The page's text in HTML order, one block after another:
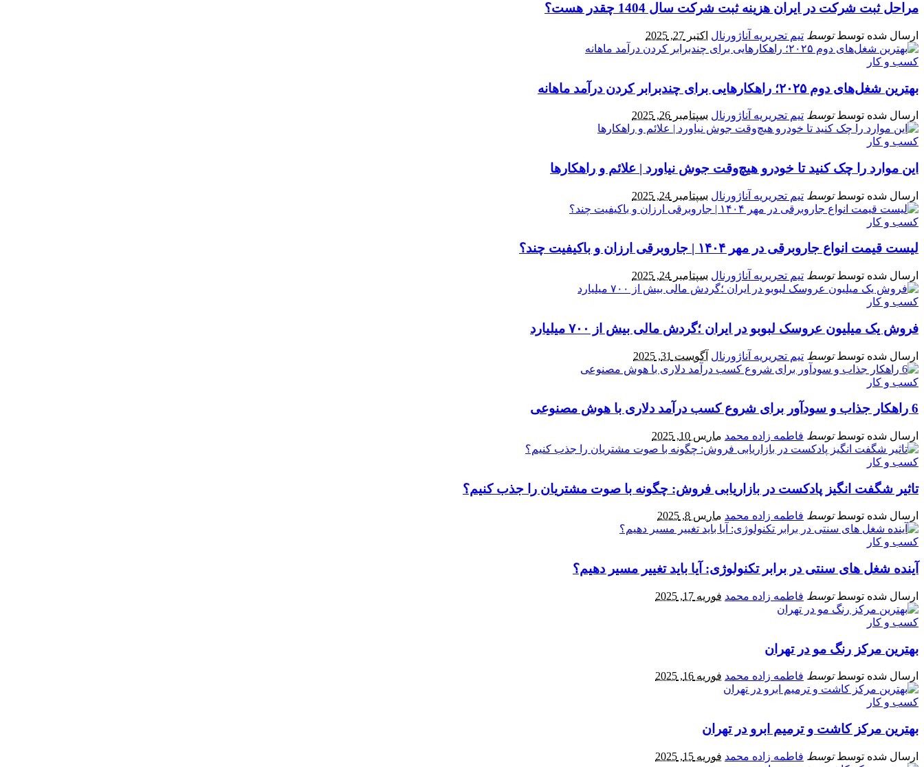
مراحل ثبت شرکت در ایران هزینه ثبت شرکت سال 1404 چقدر هست؟
ارسال شده توسط توسط تیم تحریریه آناژورنال اکتبر 27, 2025
کسب و کار
بهترین شغل‌های دوم ۲۰۲۵؛ راهکارهایی برای چندبرابر کردن درآمد ماهانه
ارسال شده توسط توسط تیم تحریریه آناژورنال سپتامبر 26, 2025
کسب و کار
این موارد را چک کنید تا خودرو هیچ‌وقت جوش نیاورد | علائم و راهکارها
ارسال شده توسط توسط تیم تحریریه آناژورنال سپتامبر 24, 2025
کسب و کار
لیست قیمت انواع جاروبرقی در مهر ۱۴۰۴ | جاروبرقی ارزان و باکیفیت چند؟
ارسال شده توسط توسط تیم تحریریه آناژورنال سپتامبر 24, 2025
کسب و کار
فروش یک میلیون عروسک لبوبو در ایران ؛گردش مالی بیش از ۷۰۰ میلیارد
ارسال شده توسط توسط تیم تحریریه آناژورنال آگوست 31, 2025
کسب و کار
6 راهکار جذاب و سودآور برای شروع کسب درآمد دلاری با هوش مصنوعی
ارسال شده توسط توسط فاطمه زاده محمد مارس 10, 2025
کسب و کار
تاثیر شگفت‌ انگیز پادکست‌ در بازاریابی فروش: چگونه با صوت مشتریان را جذب کنیم؟
ارسال شده توسط توسط فاطمه زاده محمد مارس 8, 2025
کسب و کار
آینده شغل‌ های سنتی در برابر تکنولوژی: آیا باید تغییر مسیر دهیم؟
ارسال شده توسط توسط فاطمه زاده محمد فوریه 17, 2025
کسب و کار
بهترین مرکز رنگ مو در تهران
ارسال شده توسط توسط فاطمه زاده محمد فوریه 16, 2025
کسب و کار
بهترین مرکز کاشت و ترمیم ابرو در تهران
ارسال شده توسط توسط فاطمه زاده محمد فوریه 15, 2025